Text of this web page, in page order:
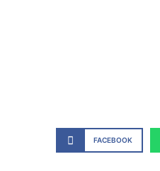
FACEBOOK